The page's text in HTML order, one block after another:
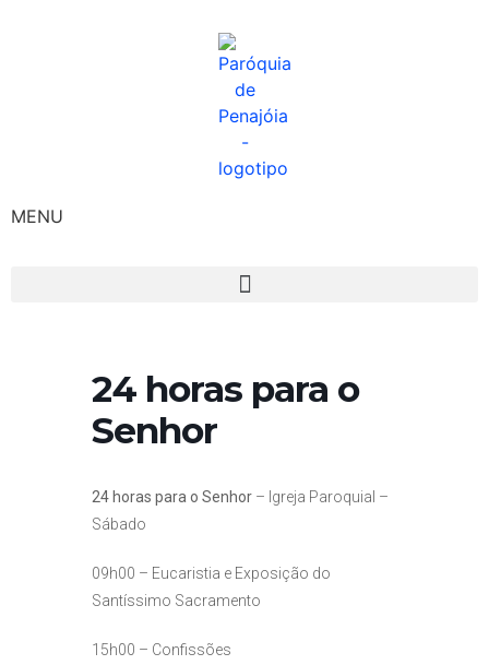
MENU
24 horas para o
Senhor
24 horas para o Senhor – Igreja Paroquial –
Sábado
09h00 – Eucaristia e Exposição do
Santíssimo Sacramento
15h00 – Confissões